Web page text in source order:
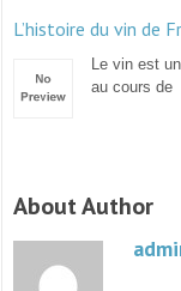
L’histoire du vin de
Le vin est
au cours de
About Author